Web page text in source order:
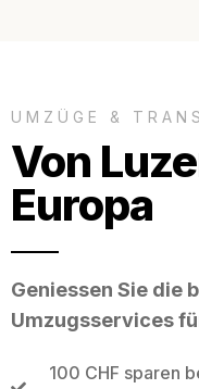
UMZÜGE &
Von
Europa
Geniessen Sie die
Umzugsservices
100 CHF sparen